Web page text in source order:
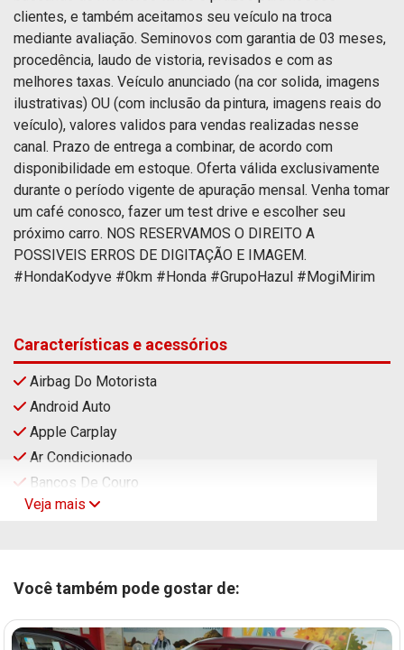
clientes, e também aceitamos seu veículo na troca
mediante avaliação. Seminovos com garantia de 03 meses,
procedência, laudo de vistoria, revisados e com as
melhores taxas. Veículo anunciado (na cor solida, imagens
ilustrativas) OU (com inclusão da pintura, imagens reais do
veículo), valores validos para vendas realizadas nesse
canal. Prazo de entrega a combinar, de acordo com
disponibilidade em estoque. Oferta válida exclusivamente
durante o período vigente de apuração mensal. Venha tomar
um café conosco, fazer um test drive e escolher seu
próximo carro. NOS RESERVAMOS O DIREITO A
POSSIVEIS ERROS DE DIGITAÇÃO E IMAGEM.
#HondaKodyve #0km #Honda #GrupoHazul #MogiMirim
Características e acessórios
Airbag Do Motorista
Android Auto
Apple Carplay
Ar Condicionado
Bancos De Couro
Veja mais
Você também pode gostar de: